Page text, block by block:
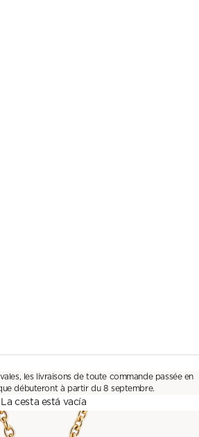
les livraisons de toute commande passée en
débuteront à partir du 8 septembre.
La cesta está vacía